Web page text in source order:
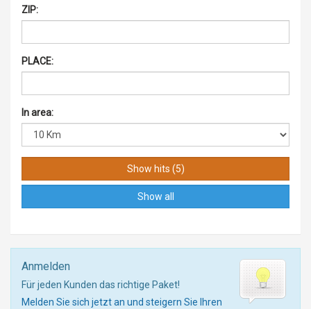
ZIP:
PLACE:
In area:
Show all
Anmelden
Für jeden Kunden das richtige Paket!
Melden Sie sich jetzt an und steigern Sie Ihren